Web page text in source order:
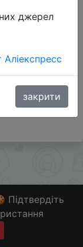
в телеграм
Підтвердіть
джерел
Аліекспресс
закрити